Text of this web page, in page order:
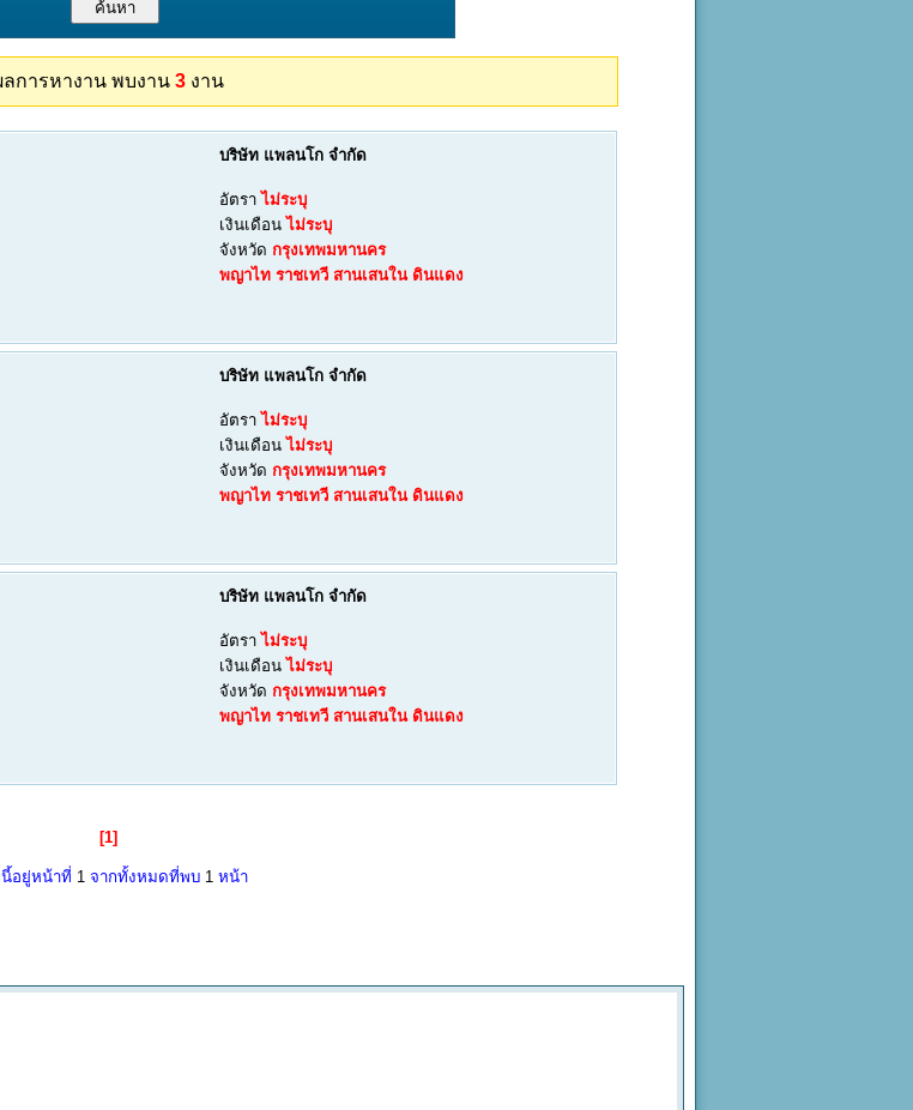
ลการหางาน พบงาน 3งาน
บริษัท แพลนโก จำกัด
อัตรา ไม่ระบุ
เงินเดือน ไม่ระบุ
จังหวัด กรุงเทพมหานคร
พญาไท ราชเทวี สานเสนใน ดินแดง
บริษัท แพลนโก จำกัด
อัตรา ไม่ระบุ
เงินเดือน ไม่ระบุ
จังหวัด กรุงเทพมหานคร
พญาไท ราชเทวี สานเสนใน ดินแดง
บริษัท แพลนโก จำกัด
อัตรา ไม่ระบุ
เงินเดือน ไม่ระบุ
จังหวัด กรุงเทพมหานคร
พญาไท ราชเทวี สานเสนใน ดินแดง
[1]
อยู่หน้าที่ 1 จากทั้งหมดที่พบ 1 หน้า